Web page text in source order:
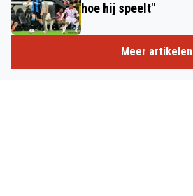
hoe hij speelt"
Meer artikelen